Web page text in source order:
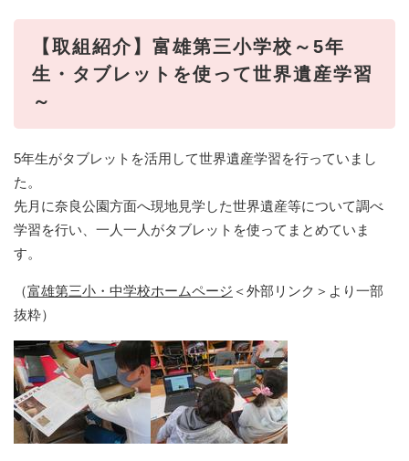
【取組紹介】富雄第三小学校～5年
生・タブレットを使って世界遺産学習
～
5年生がタブレットを活用して世界遺産学習を行っていまし
た。
先月に奈良公園方面へ現地見学した世界遺産等について調べ
学習を行い、一人一人がタブレットを使ってまとめていま
す。
（富雄第三小・中学校ホームページ ＜外部リンク＞ より一部
抜粋）